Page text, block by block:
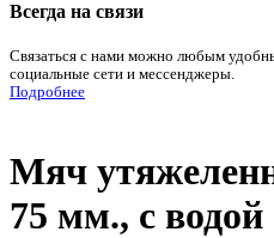
Всегда на связи
Связаться с нами можно любым
социальные сети и мессенджеры.
Подробнее
Мяч
75 мм., с